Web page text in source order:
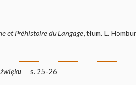
et Préhistoire du Langage, tłum. L.
s. 25-26